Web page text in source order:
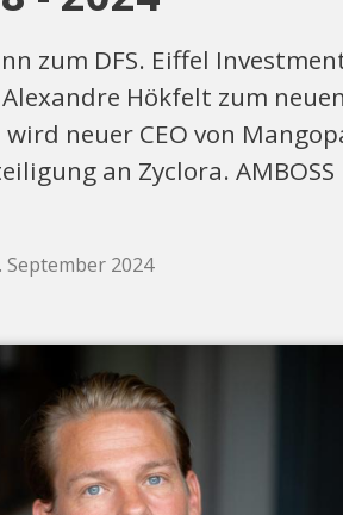
zum DFS. Eiffel
Hökfelt zum
neuer CEO von
an Zyclora.
2024